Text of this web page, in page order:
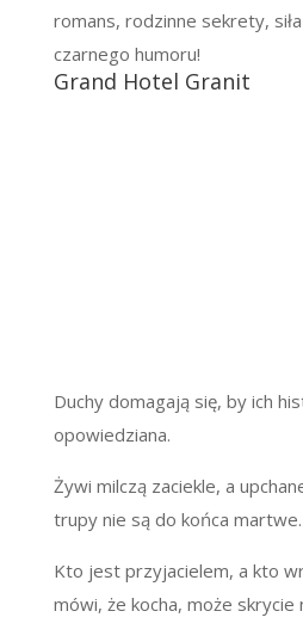
romans, rodzinne sekrety,
czarnego humoru!
Grand Hotel Granit
Duchy domagają się, by ich
opowiedziana.
Żywi milczą zaciekle, a
trupy nie są do końca
Kto jest przyjacielem, a kto
mówi, że kocha, może skrycie